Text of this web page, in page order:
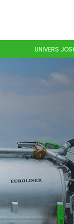
UNIVERS